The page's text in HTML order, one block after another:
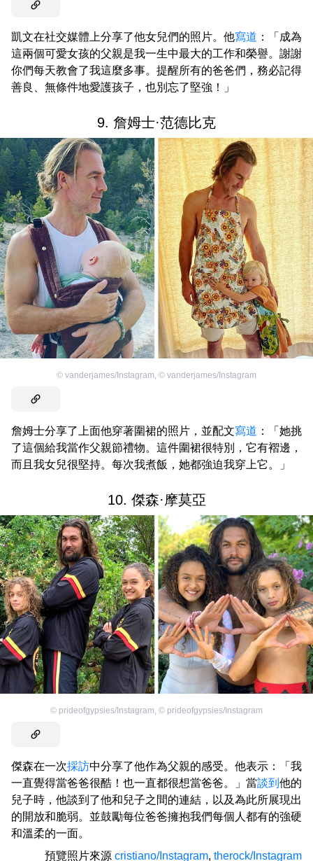
凱文在社交媒體上分享了他女兒們的照片。他寫道 ：「成為
這兩個可愛女孩的父親是我一生中最大的工作和榮譽。謝謝
你們每天教會了我這麼多事。提醒所有的爸爸們，務必記得
善良、無條件地愛護孩子，也別忘了堅強！」
9. 詹姆士·范德比克
© vanderjames/Instagram, © vanderjames/Instagram
詹姆士分享了上面他穿著圍裙的照片，並配文寫道 ：「她挑
了這個給我當作父親節禮物。這件圍裙很特別，它有褶邊，
而且我女兒很堅持。每次我煮飯，她都強迫我穿上它。」
10. 傑森·摩莫亞
© prideofgypsies/Instagram © prideofgypsies/Instagram
傑森在一次採訪中分享了他作為父親的感受。他表示：「我
一直覺得當爸爸很酷！也一直都很想當爸爸。」當談到 他的
兒子時，他談到了他和兒子之間的連結，以及為此所展現出
的開放和脆弱。並鼓勵每位爸爸擁抱我們每個人都有的強硬
和溫柔的一面。
預覽照片來源 cristiano/Instagram, therock/Instagram